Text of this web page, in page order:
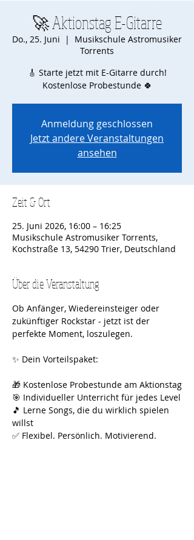
🚀 Aktionstag E-Gitarre
Do., 25. Juni
  |
Musikschule Astromusiker
Torrents
🎸 Starte jetzt mit E-Gitarre durch!
Kostenlose Probestunde 🍀
Anmeldung geschlossen
Jetzt andere Veranstaltungen
ansehen
Zeit & Ort
25. Juni 2026, 16:00 – 16:25
Musikschule Astromusiker Torrents,
Kochstraße 13, 54290 Trier, Deutschland
Über die Veranstaltung
Ob Anfänger, Wiedereinsteiger oder
zukünftiger Rockstar - jetzt ist der
perfekte Moment, loszulegen.
✨ Dein Vorteilspaket:
🎁 Kostenlose Probestunde am Aktionstag
🎯 Individueller Unterricht für jedes Level
🎵 Lerne Songs, die du wirklich spielen
willst
✅ Flexibel. Persönlich. Motivierend.